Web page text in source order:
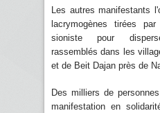
Les autres manifestants
lacrymogènes tirées
sioniste pour
rassemblés dans les
et de Beit Dajan près de
Des milliers de
manifestation en